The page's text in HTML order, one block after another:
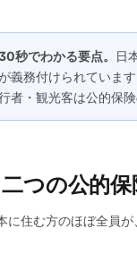
秒でわかる要点。
日
義務付けられていま
者・観光客は公的保
二つの公的
に住む方のほぼ全員